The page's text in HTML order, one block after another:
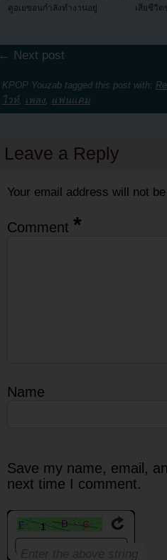
คูฮเยซอนกำลังทำงานอยู่
เสียชีวิต
← Next post
KPOP Youzab tagged this post with:
ไวท์, เพลง, แฟนแคม
Leave a Reply
Your email address will not
Comment *
Name
Save my name, email,
next time I comment.